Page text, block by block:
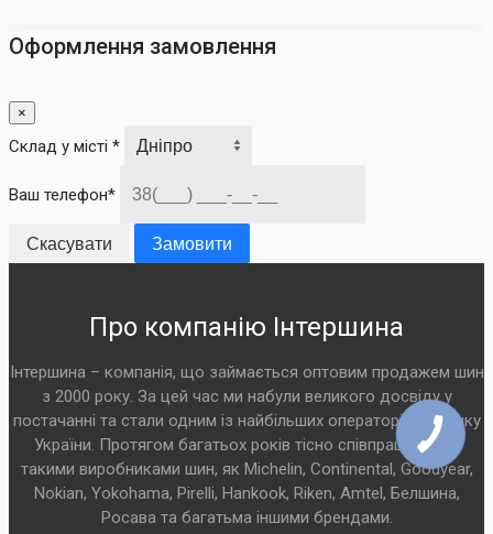
Оформлення замовлення
×
Склад у місті *
Ваш телефон*
Скасувати Замовити
Про компанію Інтершина
Інтершина – компанія, що займається оптовим продажем шин
з 2000 року. За цей час ми набули великого досвіду у
постачанні та стали одним із найбільших операторів на ринку
України. Протягом багатьох років тісно співпрацюємо з
такими виробниками шин, як Michelin, Continental, Goodyear,
Nokian, Yokohama, Pirelli, Hankook, Riken, Amtel, Белшина,
Росава та багатьма іншими брендами.